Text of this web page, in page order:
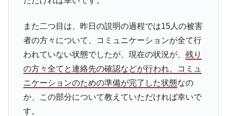
また二つ目は、昨日の説明の過程では15人の被害
者の方々について、コミュニケーションが全て行
われていない状態でしたが、現在の状況が、 残り
の方々全てと連絡先の確認などが行われ、コミュ
ニケーションのための準備が完了した状態なの
か、この部分について教えていただければ幸いで
す。